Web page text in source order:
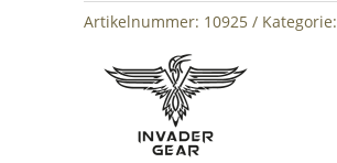
Marpat
Artikelnummer: 10925 Kategorie: